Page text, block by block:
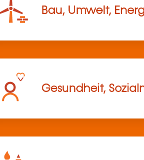
Bau, Umwelt,
Gesundheit,